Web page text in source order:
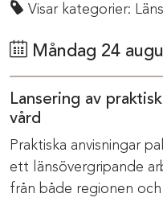
Visar kategorier:
Måndag 24
Lansering av
vård
Praktiska anvisningar
ett länsövergripande
från både regionen